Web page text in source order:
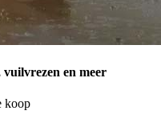
vuilvrezen en meer
koop